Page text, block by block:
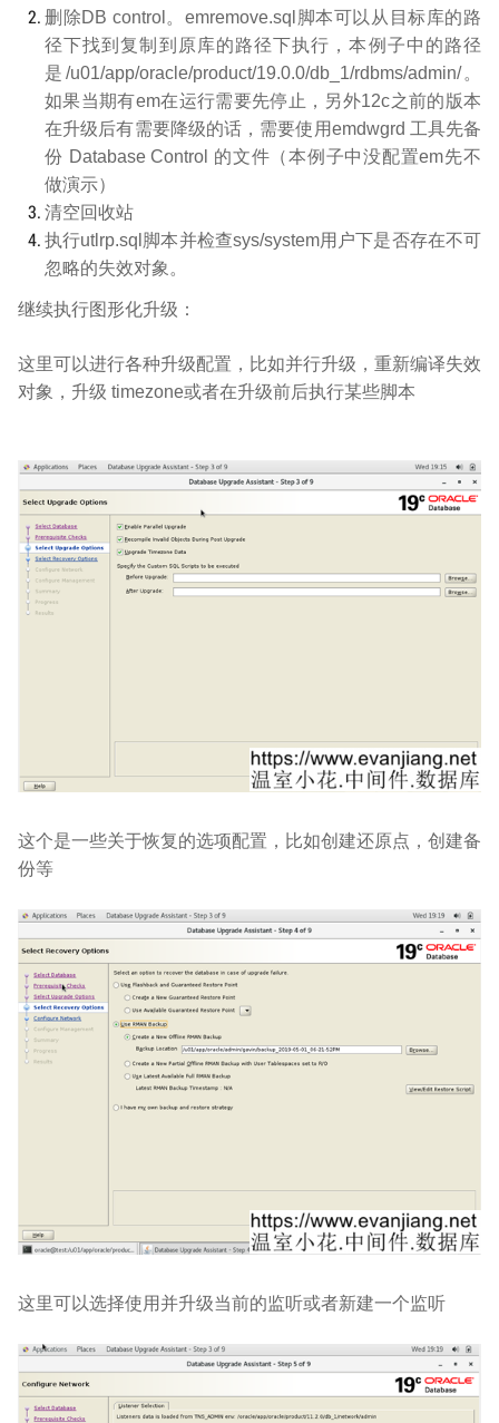
删除DB control 。emremove.sql 脚本可以从目标库的路
径下找到复制到原库的路径下执行，本例子中的路径
是 /u01/app/oracle/product/19.0.0/db_1/rdbms/admin/。
如果当期有em在运行需要先停止，另外12c之前的版本
在升级后有需要降级的话，需要使用emdwgrd 工具先备
份 Database Control 的文件（本例子中没配置em先不
做演示）
清空回收站
执行utlrp.sql 脚本并检查sys/system用户下是否存在不可
忽略的失效对象。
继续执行图形化升级：
这里可以进行各种升级配置，比如并行升级，重新编译失效
对象，升级 timezone或者在升级前后执行某些脚本
这个是一些关于恢复的选项配置，比如创建还原点，创建备
份等
这里可以选择使用并升级当前的监听或者新建一个监听